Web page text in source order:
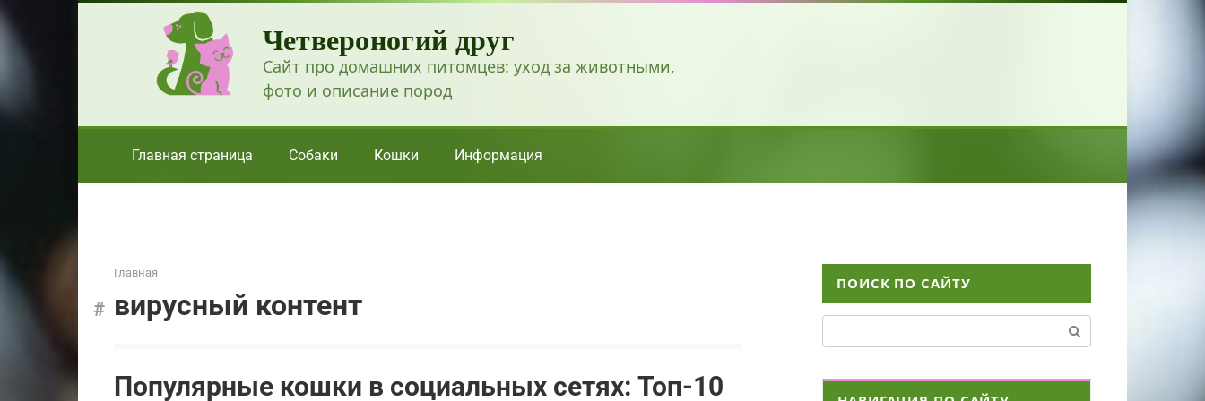
Перейти
Четвероногий друг
Сайт про домашних питомцев: уход за животными,
фото и описание пород
Главная страница Собаки Кошки Информация
Главная
вирусный контент
Популярные кошки в социальных сетях: Топ-10
ПОИСК ПО САЙТУ